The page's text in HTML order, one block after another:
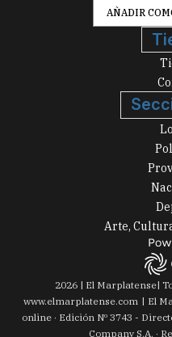
AÑADIR
Arte,
2026| El Marplatense|
www.elmarplatense.com
El
online · Edición Nº 3743 -
Company S.A. ·